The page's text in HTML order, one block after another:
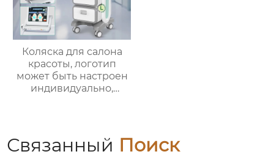
Коляска для салона
красоты, логотип
может быть настроен
индивидуально,
выдвижными
ящиками
Связанный Поиск